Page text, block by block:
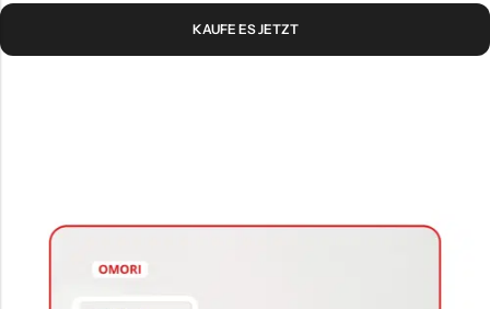
KAUFE ES JETZT